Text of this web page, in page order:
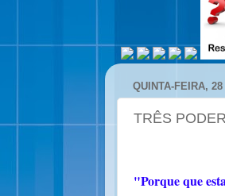
QUINTA-FEIRA,
TRÊS
"Porque que